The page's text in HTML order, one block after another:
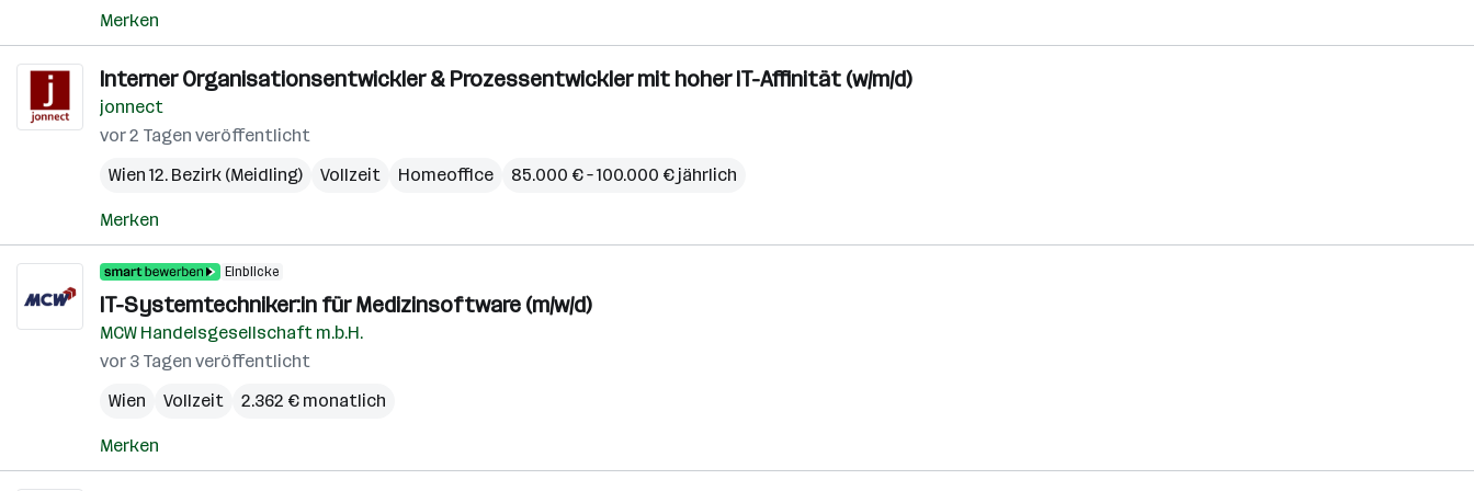
Merken
Interner Organisationsentwickler & Prozessentwickler mit hoher IT-Affinität (w/m/d)
jonnect
vor 2 Tagen veröffentlicht
Wien 12. Bezirk (Meidling)
Vollzeit Homeoffice 85.000 € – 100.000 € jährlich
Merken
Einblicke
IT-Systemtechniker:in für Medizinsoftware (m/w/d)
MCW Handelsgesellschaft m.b.H.
vor 3 Tagen veröffentlicht
Wien
Vollzeit 2.362 € monatlich
Merken